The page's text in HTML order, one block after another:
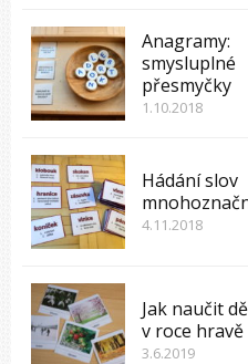
Anagramy:
smysluplné
přesmyčky
1.10.2018
Hádání slov
4.11.2018
Jak naučit
v roce hravě
3.6.2019